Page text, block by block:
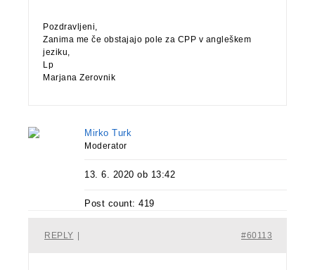
Pozdravljeni,
Zanima me če obstajajo pole za CPP v angleškem
jeziku,
Lp
Marjana Zerovnik
Mirko Turk
Moderator
13. 6. 2020 ob 13:42
Post count: 419
#60113
REPLY